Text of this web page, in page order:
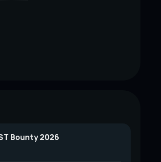
Bounty 2026